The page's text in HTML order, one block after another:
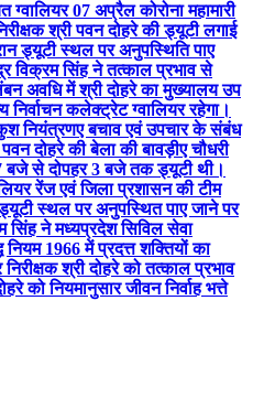
ग्वालियर 07 अप्रैल कोरोना महामारी
श्री पवन दोहरे की ड्यूटी लगाई
ड्यूटी स्थल पर अनुपस्थिति पाए
विक्रम सिंह ने तत्काल प्रभाव से
अवधि में श्री दोहरे का मुख्यालय उप
निर्वाचन कलेक्ट्रेट ग्वालियर रहेगा।
नियंत्रणए बचाव एवं उपचार के संबंध
दोहरे की बेला की बावड़ीए चौधरी
बजे से दोपहर 3 बजे तक ड्यूटी थी।
रेंज एवं जिला प्रशासन की टीम
ड्यूटी स्थल पर अनुपस्थित पाए जाने पर
ने मध्यप्रदेश सिविल सेवा
नियम 1966 में प्रदत्त शक्तियों का
श्री दोहरे को तत्काल प्रभाव
को नियमानुसार जीवन निर्वाह भत्ते